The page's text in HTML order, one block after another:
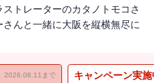
トレーターのカタノトモコさ
んと一緒に大阪を縦横無尽に
2026.08.11まで キャンペーン実施